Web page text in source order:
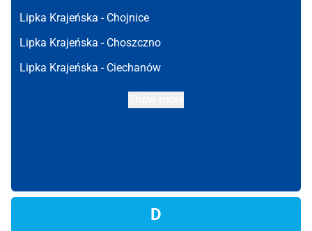
Lipka Krajeńska - Chojnice
Lipka Krajeńska - Choszczno
Lipka Krajeńska - Ciechanów
D